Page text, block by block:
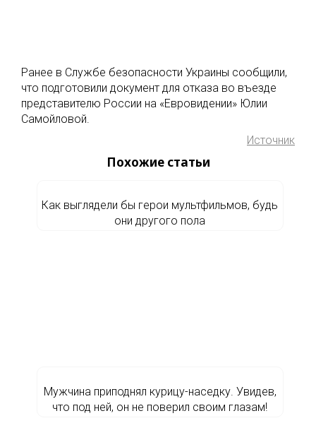
Ранее в Службе безопасности Украины сообщили,
что подготовили документ для отказа во въезде
представителю России на «Евровидении» Юлии
Самойловой.
Источник
Похожие статьи
Как выглядели бы герои мультфильмов, будь
они другого пола
Мужчина приподнял курицу-наседку. Увидев,
что под ней, он не поверил своим глазам!